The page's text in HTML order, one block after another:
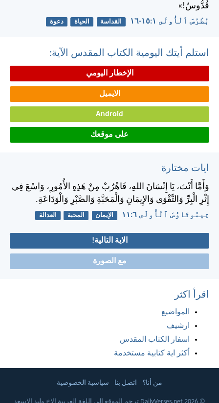
قُدُّوسٌ!»
بُطْرُسَ ٱلْأُولَى ١:‏١٥-‏١٦ القداسة الحياة دعوة
استلم أيتك اليومية الكتاب المقدس الآية:
الإخطار اليومي
الايميل
Android
على موقعك
ايات مختارة
وَأَمَّا أَنْتَ، يَا إِنْسَانَ اللهِ، فَاهْرُبْ مِنْ هَذِهِ الأُمُورِ، وَاسْعَ فِي
إِثْرِ الْبِرِّ وَالتَّقْوَى وَالإِيمَانِ وَالْمَحَبَّةِ وَالصَّبْرِ وَالْوَدَاعَةِ.
تِيمُوثَاوُسَ ٱلْأُولَى ٦:‏١١ الإيمان المحبة العدالة
الاية التالية!
مع الصورة
اقرأ اكثر
المواضيع
ارشيف
اسفار الكتاب المقدس
أكثر اية كتابية مستخدمة
من أنا؟ اتصل بنا سياسية الخصوصية